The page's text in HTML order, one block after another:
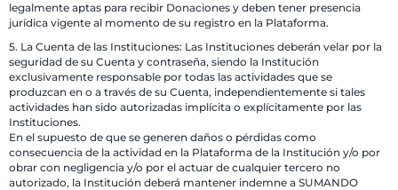
legalmente aptas para recibir Donaciones y deben tener presencia
jurídica vigente al momento de su registro en la Plataforma.
5. La Cuenta de las Instituciones: Las Instituciones deberán velar por la
seguridad de su Cuenta y contraseña, siendo la Institución
exclusivamente responsable por todas las actividades que se
produzcan en o a través de su Cuenta, independientemente si tales
actividades han sido autorizadas implícita o explícitamente por las
Instituciones.
En el supuesto de que se generen daños o pérdidas como
consecuencia de la actividad en la Plataforma de la Institución y/o por
obrar con negligencia y/o por el actuar de cualquier tercero no
autorizado, la Institución deberá mantener indemne a SUMANDO